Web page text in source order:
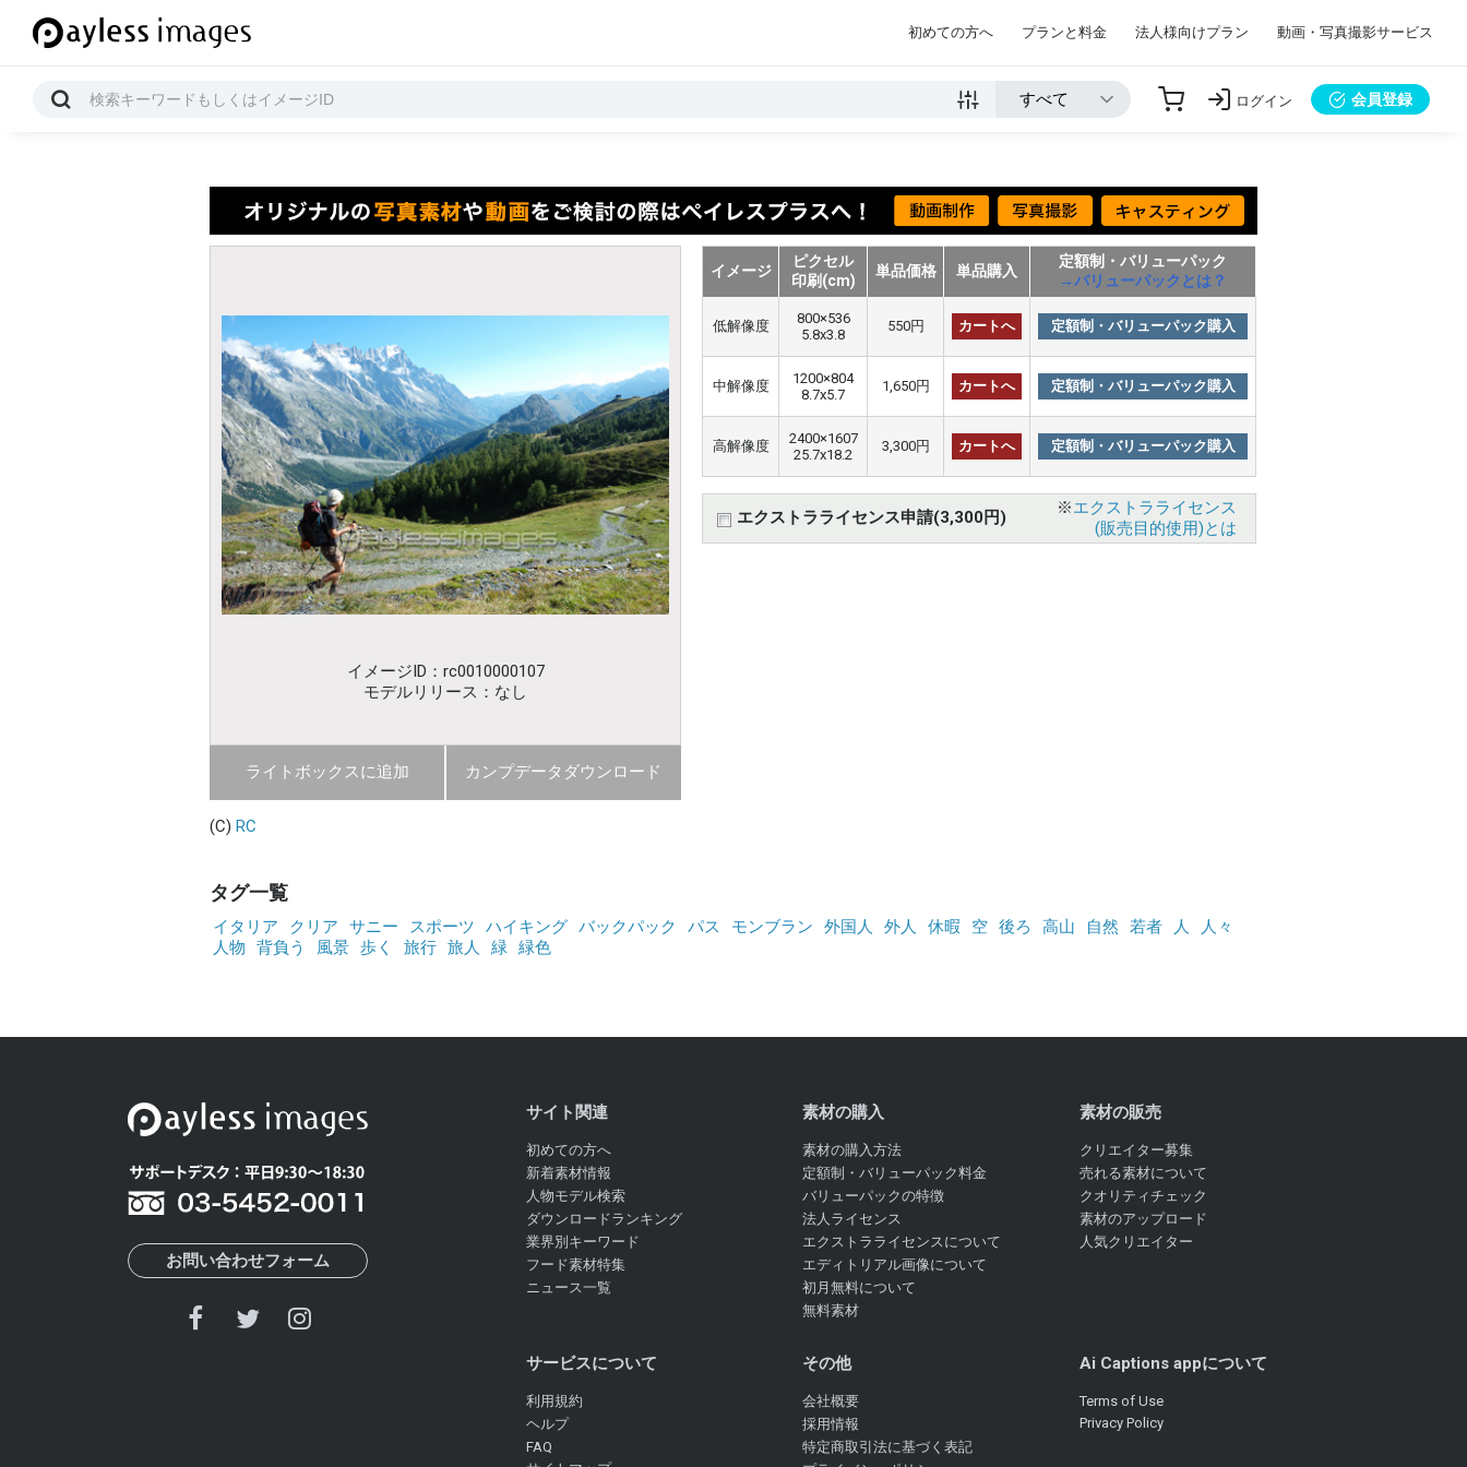
初めての方へ プランと料金 法人様向けプラン 動画・写真撮影サービス
ログイン 会員登録
イメージID：rc0010000107
モデルリリース：なし
ライトボックスに追加 カンプデータダウンロード
イメージ
ピクセル
印刷(cm)
単品価格 単品購入
定額制・バリューパック
→バリューパックとは？
低解像度
800×536
5.8x3.8
550円 カートへ 定額制・バリューパック購入
中解像度
1200×804
8.7x5.7
1,650円 カートへ 定額制・バリューパック購入
高解像度
2400×1607
25.7x18.2
3,300円 カートへ 定額制・バリューパック購入
エクストラライセンス申請(3,300円) ※エクストラライセンス
(販売目的使用)とは
(C) RC
タグ一覧
イタリア クリア サニー スポーツ ハイキング バックパック パス モンブラン 外国人 外人 休暇 空 後ろ 高山 自然 若者 人
人々
人物
背負う 風景 歩く 旅行 旅人 緑 緑色
お問い合わせフォーム
サイト関連
初めての方へ
新着素材情報
人物モデル検索
ダウンロードランキング
業界別キーワード
フード素材特集
ニュース一覧
素材の購入
素材の購入方法
定額制・バリューパック料金
バリューパックの特徴
法人ライセンス
エクストラライセンスについて
エディトリアル画像について
初月無料について
無料素材
素材の販売
クリエイター募集
売れる素材について
クオリティチェック
素材のアップロード
人気クリエイター
サービスについて
利用規約
ヘルプ
FAQ
その他
会社概要
採用情報
特定商取引法に基づく表記
Ai Captions appについて
Terms of Use
Privacy Policy